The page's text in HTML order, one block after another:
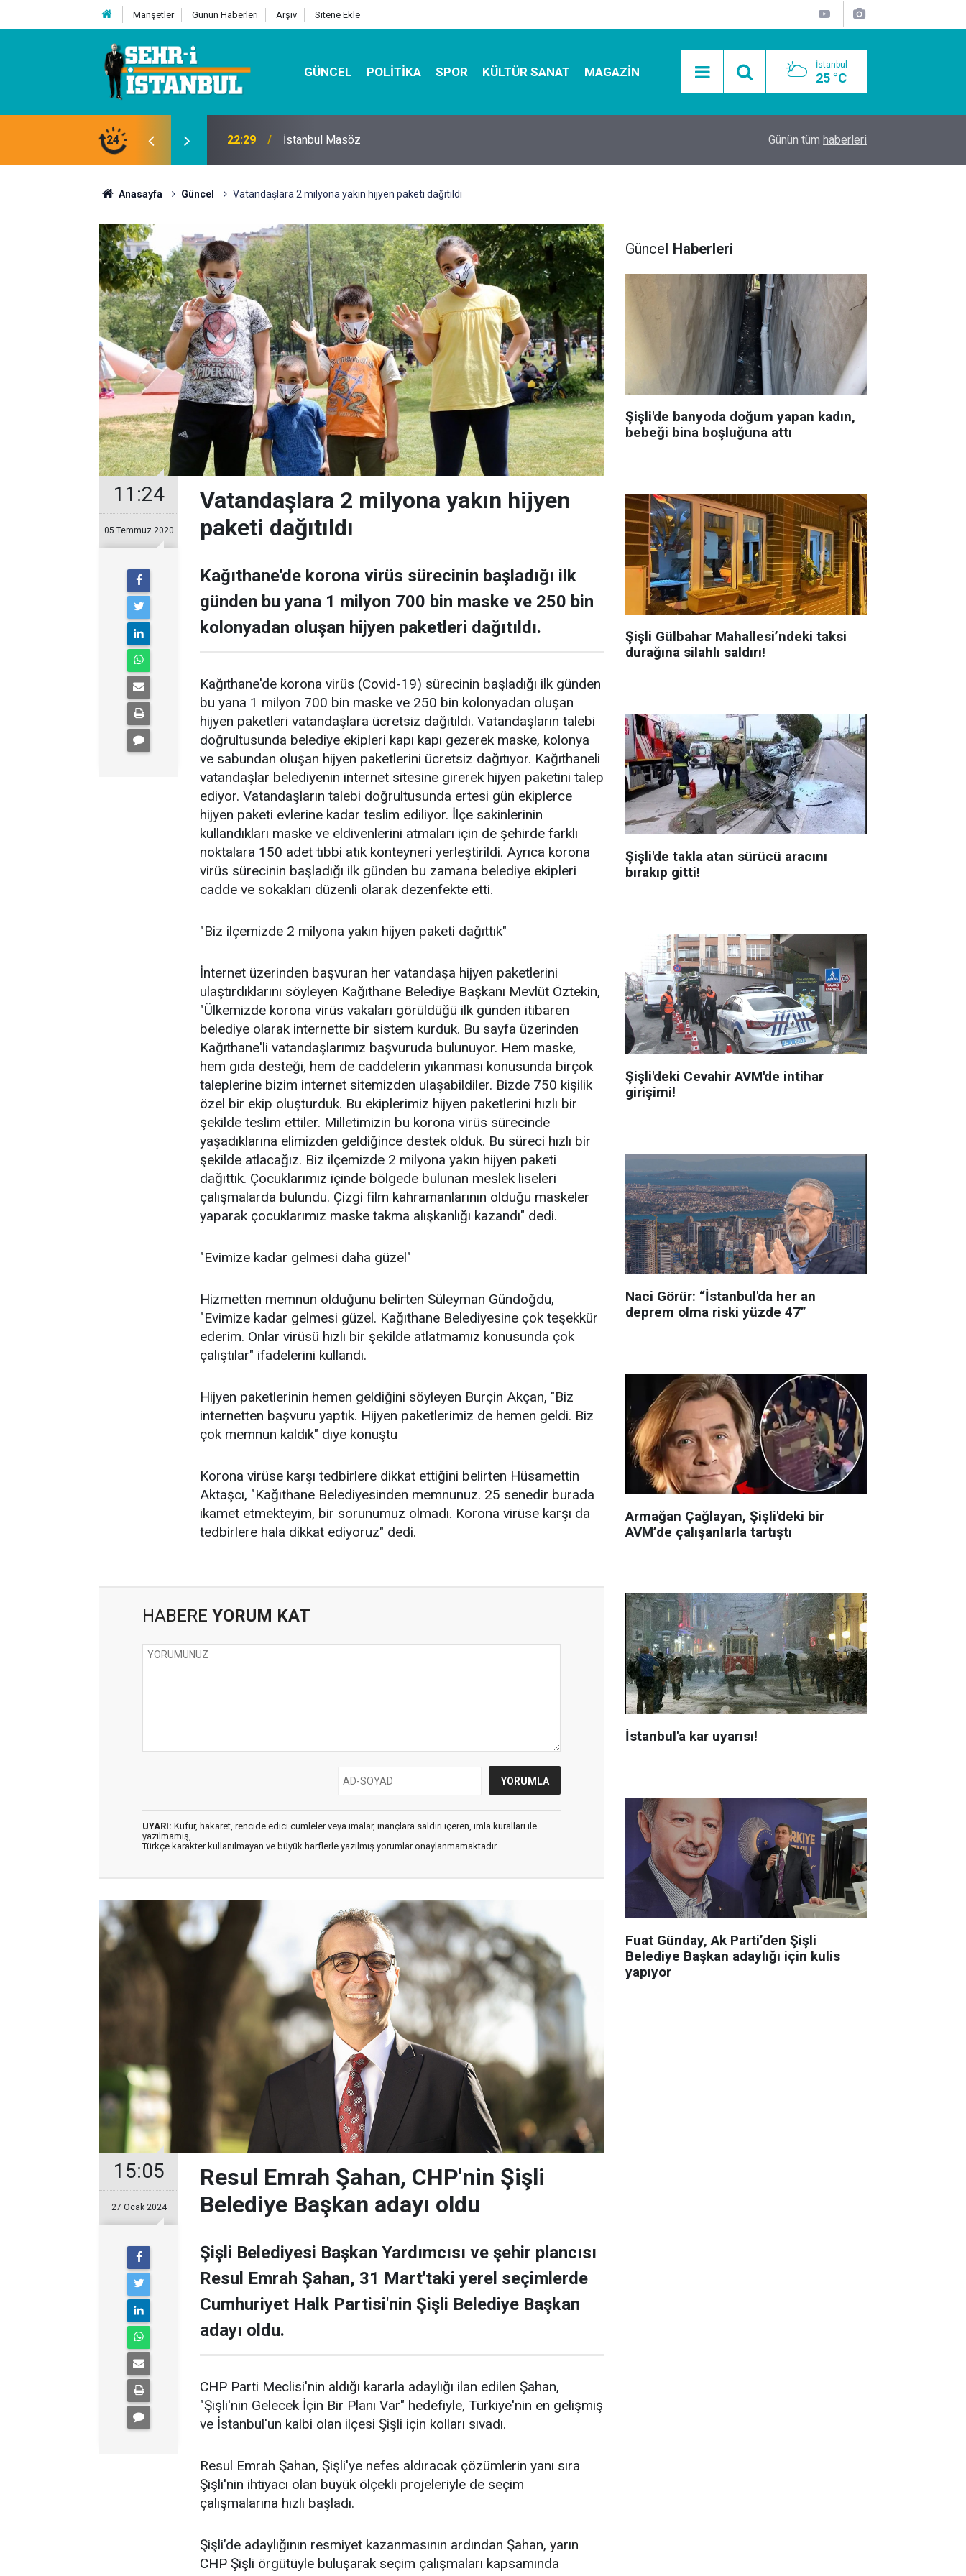
Manşetler Günün Haberleri Arşiv Sitene Ekle
GÜNCEL POLITIKA SPOR KÜLTÜR SANAT MAGAZIN İstanbul
25 °C
24 07:32 Kutu Sihirbazı ile Estetik, Dayanıklı ve Çevre Dostu Ambalaj Mobil Araçlarla Hayır Lokması Dağıtımının
Günün tüm haberleri
Anasayfa Güncel Vatandaşlara 2 milyona yakın hijyen paketi dağıtıldı
11:24
05 Temmuz 2020
Vatandaşlara 2 milyona yakın hijyen
paketi dağıtıldı
Kağıthane'de korona virüs sürecinin başladığı ilk
günden bu yana 1 milyon 700 bin maske ve 250 bin
kolonyadan oluşan hijyen paketleri dağıtıldı.
Kağıthane'de korona virüs (Covid-19) sürecinin başladığı ilk günden
bu yana 1 milyon 700 bin maske ve 250 bin kolonyadan oluşan
hijyen paketleri vatandaşlara ücretsiz dağıtıldı. Vatandaşların talebi
doğrultusunda belediye ekipleri kapı kapı gezerek maske, kolonya
ve sabundan oluşan hijyen paketlerini ücretsiz dağıtıyor. Kağıthaneli
vatandaşlar belediyenin internet sitesine girerek hijyen paketini talep
ediyor. Vatandaşların talebi doğrultusunda ertesi gün ekiplerce
hijyen paketi evlerine kadar teslim ediliyor. İlçe sakinlerinin
kullandıkları maske ve eldivenlerini atmaları için de şehirde farklı
noktalara 150 adet tıbbi atık konteyneri yerleştirildi. Ayrıca korona
virüs sürecinin başladığı ilk günden bu zamana belediye ekipleri
cadde ve sokakları düzenli olarak dezenfekte etti.
"Biz ilçemizde 2 milyona yakın hijyen paketi dağıttık"
İnternet üzerinden başvuran her vatandaşa hijyen paketlerini
ulaştırdıklarını söyleyen Kağıthane Belediye Başkanı Mevlüt Öztekin,
"Ülkemizde korona virüs vakaları görüldüğü ilk günden itibaren
belediye olarak internette bir sistem kurduk. Bu sayfa üzerinden
Kağıthane'li vatandaşlarımız başvuruda bulunuyor. Hem maske,
hem gıda desteği, hem de caddelerin yıkanması konusunda birçok
taleplerine bizim internet sitemizden ulaşabildiler. Bizde 750 kişilik
özel bir ekip oluşturduk. Bu ekiplerimiz hijyen paketlerini hızlı bir
şekilde teslim ettiler. Milletimizin bu korona virüs sürecinde
yaşadıklarına elimizden geldiğince destek olduk. Bu süreci hızlı bir
şekilde atlacağız. Biz ilçemizde 2 milyona yakın hijyen paketi
dağıttık. Çocuklarımız içinde bölgede bulunan meslek liseleri
çalışmalarda bulundu. Çizgi film kahramanlarının olduğu maskeler
yaparak çocuklarımız maske takma alışkanlığı kazandı" dedi.
"Evimize kadar gelmesi daha güzel"
Hizmetten memnun olduğunu belirten Süleyman Gündoğdu,
"Evimize kadar gelmesi güzel. Kağıthane Belediyesine çok teşekkür
ederim. Onlar virüsü hızlı bir şekilde atlatmamız konusunda çok
çalıştılar" ifadelerini kullandı.
Hijyen paketlerinin hemen geldiğini söyleyen Burçin Akçan, "Biz
internetten başvuru yaptık. Hijyen paketlerimiz de hemen geldi. Biz
çok memnun kaldık" diye konuştu
Korona virüse karşı tedbirlere dikkat ettiğini belirten Hüsamettin
Aktaşcı, "Kağıthane Belediyesinden memnunuz. 25 senedir burada
ikamet etmekteyim, bir sorunumuz olmadı. Korona virüse karşı da
tedbirlere hala dikkat ediyoruz" dedi.
HABERE YORUM KAT
UYARI: Küfür, hakaret, rencide edici cümleler veya imalar, inançlara saldırı içeren, imla kuralları ile
yazılmamış,
Türkçe karakter kullanılmayan ve büyük harflerle yazılmış yorumlar onaylanmamaktadır.
15:05
27 Ocak 2024
Resul Emrah Şahan, CHP'nin Şişli
Belediye Başkan adayı oldu
Şişli Belediyesi Başkan Yardımcısı ve şehir plancısı
Resul Emrah Şahan, 31 Mart'taki yerel seçimlerde
Cumhuriyet Halk Partisi'nin Şişli Belediye Başkan
adayı oldu.
CHP Parti Meclisi'nin aldığı kararla adaylığı ilan edilen Şahan,
"Şişli'nin Gelecek İçin Bir Planı Var" hedefiyle, Türkiye'nin en gelişmiş
ve İstanbul'un kalbi olan ilçesi Şişli için kolları sıvadı.
Resul Emrah Şahan, Şişli'ye nefes aldıracak çözümlerin yanı sıra
Şişli'nin ihtiyacı olan büyük ölçekli projeleriyle de seçim
çalışmalarına hızlı başladı.
Şişli’de adaylığının resmiyet kazanmasının ardından Şahan, yarın
CHP Şişli örgütüyle buluşarak seçim çalışmaları kapsamında
Güncel Haberleri
Şişli'de banyoda doğum yapan kadın,
bebeği bina boşluğuna attı
Şişli Gülbahar Mahallesi’ndeki taksi
durağına silahlı saldırı!
Şişli'de takla atan sürücü aracını
bırakıp gitti!
Şişli'deki Cevahir AVM'de intihar
girişimi!
Naci Görür: “İstanbul'da her an
deprem olma riski yüzde 47”
Armağan Çağlayan, Şişli'deki bir
AVM’de çalışanlarla tartıştı
İstanbul'a kar uyarısı!
Fuat Günday, Ak Parti’den Şişli
Belediye Başkan adaylığı için kulis
yapıyor